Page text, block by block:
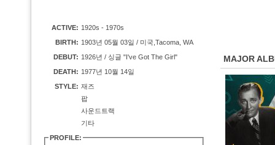
ACTIVE: 1920s - 1970s
BIRTH: 1903년 05월 03일 / 미국,Tacoma, WA
DEBUT: 1926년 / 싱글 "I've Got The Girl"
DEATH: 1977년 10월 14일
STYLE: 재즈
팝
사운드트랙
기타
PROFILE:
MAJOR